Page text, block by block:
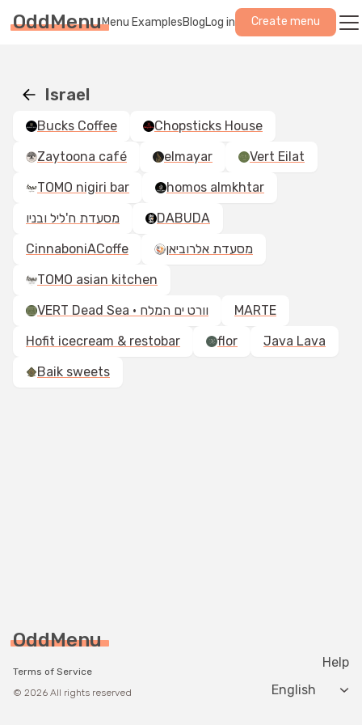
OddMenuMenu ExamplesBlogLog in Create menu
Israel
Bucks Coffee
Chopsticks House
Zaytoona café
elmayar
Vert Eilat
TOMO nigiri bar
homos almkhtar
מסעדת ח'ליל ובניו
DABUDA
CinnaboniACoffe
מסעדת אלרוביאן
TOMO asian kitchen
VERT Dead Sea · וורט ים המלח
MARTE
Hofit icecream & restobar
flor
Java Lava
Baik sweets
OddMenu
Terms of Service
© 2026 All rights reserved
Help
Change